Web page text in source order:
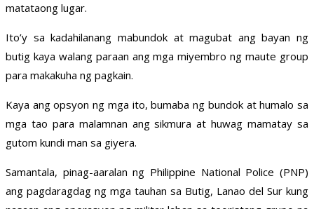
matataong lugar.
Ito’y sa kadahilanang mabundok at magubat ang bayan ng
butig kaya walang paraan ang mga miyembro ng maute group
para makakuha ng pagkain.
Kaya ang opsyon ng mga ito, bumaba ng bundok at humalo sa
mga tao para malamnan ang sikmura at huwag mamatay sa
gutom kundi man sa giyera.
Samantala, pinag-aaralan ng Philippine National Police (PNP)
ang pagdaragdag ng mga tauhan sa Butig, Lanao del Sur kung